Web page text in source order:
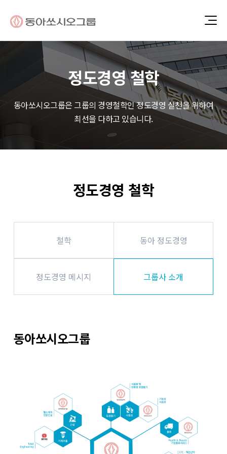
정도경영 철학
동아쏘시오그룹은 그룹의 경영철학인 정도경영 실천을 위하여
최선을 다하고 있습니다.
정도경영 철학
철학 동아 정도경영
정도경영 메시지 그룹사 소개
동아쏘시오그룹